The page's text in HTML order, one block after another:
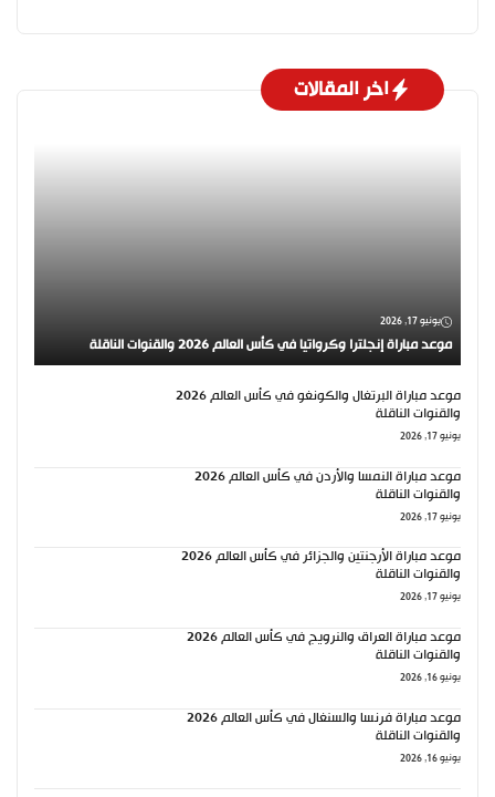
اخر المقالات
يونيو 17, 2026
موعد مباراة إنجلترا وكرواتيا في كأس العالم 2026 والقنوات الناقلة
موعد مباراة البرتغال والكونغو في كأس العالم 2026
والقنوات الناقلة
يونيو 17, 2026
موعد مباراة النمسا والأردن في كأس العالم 2026
والقنوات الناقلة
يونيو 17, 2026
موعد مباراة الأرجنتين والجزائر في كأس العالم 2026
والقنوات الناقلة
يونيو 17, 2026
موعد مباراة العراق والنرويج في كأس العالم 2026
والقنوات الناقلة
يونيو 16, 2026
موعد مباراة فرنسا والسنغال في كأس العالم 2026
والقنوات الناقلة
يونيو 16, 2026